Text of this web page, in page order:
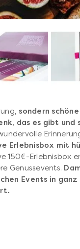
sondern
das es gibt und
Erlebnisbox mit
150€-Erlebnisbox
Genussevents.
Events in ganz